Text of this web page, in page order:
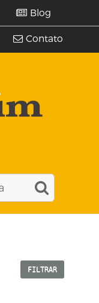
Blog
Contato
FILTRAR